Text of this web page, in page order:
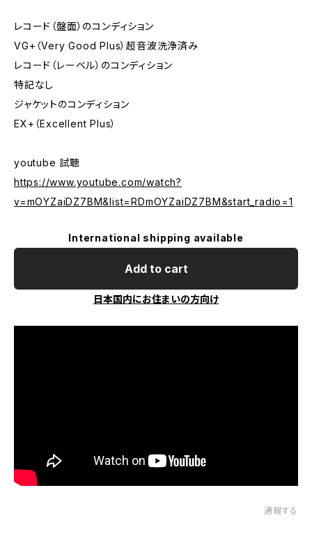
レコード（盤面）のコンディション
VG+（Very Good Plus）超音波洗浄済み
レコード（レーベル）のコンディション
特記なし
ジャケットのコンディション
EX+（Excellent Plus）
youtube 試聴
https://www.youtube.com/watch?
v=mOYZaiDZ7BM&list=RDmOYZaiDZ7BM&start_radio=1
International shipping available
Add to cart
日本国内にお住まいの方向け
通報する